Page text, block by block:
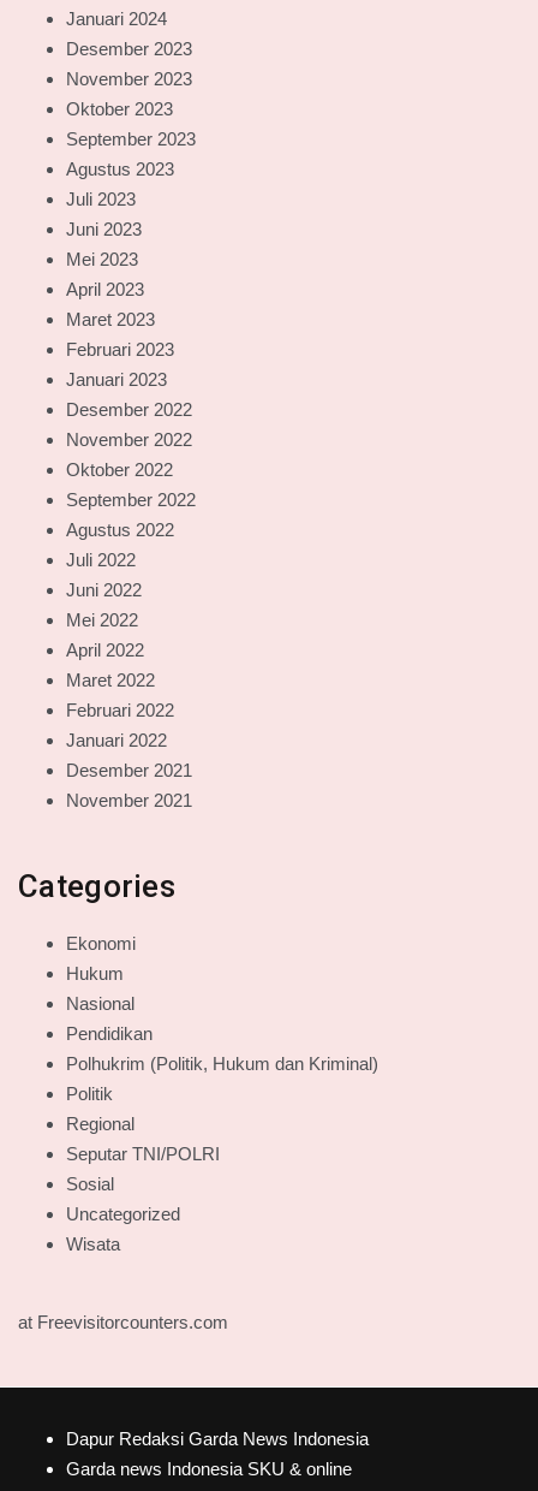
Januari 2024
Desember 2023
November 2023
Oktober 2023
September 2023
Agustus 2023
Juli 2023
Juni 2023
Mei 2023
April 2023
Maret 2023
Februari 2023
Januari 2023
Desember 2022
November 2022
Oktober 2022
September 2022
Agustus 2022
Juli 2022
Juni 2022
Mei 2022
April 2022
Maret 2022
Februari 2022
Januari 2022
Desember 2021
November 2021
Categories
Ekonomi
Hukum
Nasional
Pendidikan
Polhukrim (Politik, Hukum dan Kriminal)
Politik
Regional
Seputar TNI/POLRI
Sosial
Uncategorized
Wisata
at Freevisitorcounters.com
Dapur Redaksi Garda News Indonesia
Garda news Indonesia SKU & online